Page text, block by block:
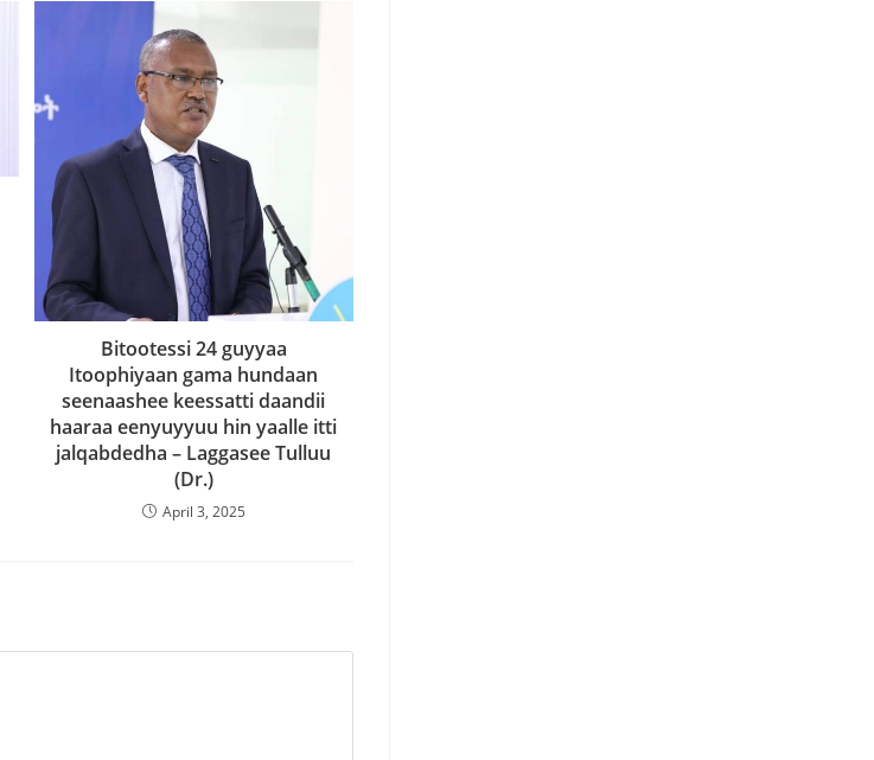
Bitootessi 24 guyyaa
Itoophiyaan gama hundaan
seenaashee keessatti daandii
haaraa eenyuyyuu hin yaalle itti
jalqabdedha – Laggasee Tulluu
(Dr.)
April 3, 2025